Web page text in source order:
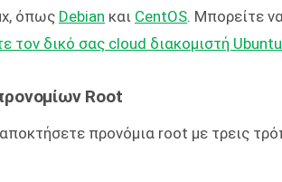
όπως Debian και CentOS. Μπορείτε
τον δικό σας cloud διακομιστή
Root
προνόμια root με τρεις